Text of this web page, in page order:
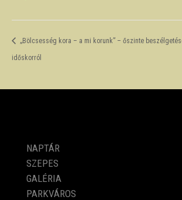
„Bölcsesség kora – a mi korunk” – őszinte
időskorról
NAPTÁR
SZEPES
GALÉRIA
PARKVÁROS